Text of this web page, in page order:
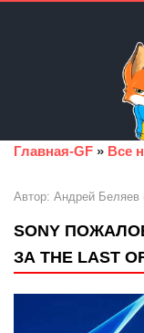
Главная-GF » Все
Автор: Андрей Беляев
SONY
ЗА THE LAST